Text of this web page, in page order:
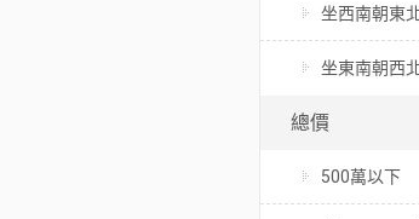
坐西南朝東
坐東南朝西
總價
500萬以下